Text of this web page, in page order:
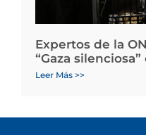
Expertos de la
“Gaza
Leer Más >>